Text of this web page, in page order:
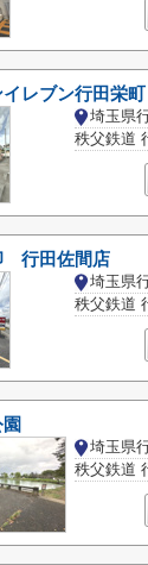
イレブン行田栄町
埼玉県
秩父鉄道
行田佐間店
埼玉県
秩父鉄道
埼玉県
秩父鉄道